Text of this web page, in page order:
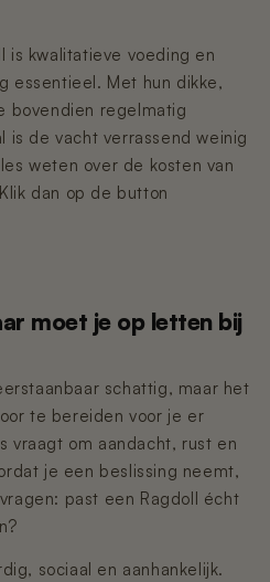
is kwalitatieve voeding en
essentieel. Met hun dikke,
bovendien regelmatig
de vacht verrassend weinig
weten over de kosten van
dan op de button
moet je op letten bij
schattig, maar het
te bereiden voor je er
vraagt om aandacht, rust en
je een beslissing neemt,
past een Ragdoll écht
sociaal en aanhankelijk.